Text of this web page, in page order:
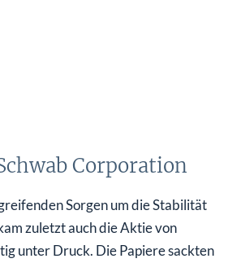
Corporation
Sorgen um die Stabilität
zuletzt auch die Aktie von
unter Druck. Die Papiere sackten